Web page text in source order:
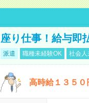
座り仕事！給与即
派遣 職種未経験OK 社会人
高時給１３５